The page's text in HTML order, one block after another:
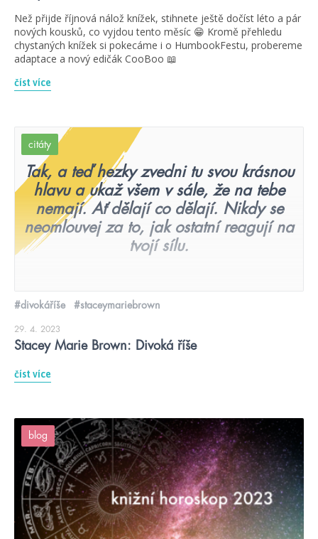
Než přijde říjnová nálož knížek, stihnete ještě dočíst léto a pár
nových kousků, co vyjdou tento měsíc 😁 Kromě přehledu
chystaných knížek si pokecáme i o HumbookFestu, probereme
adaptace a nový edičák CooBoo 📖
číst více
citáty
Tak, a teď hezky zvedni tu svou krásnou
hlavu a ukaž všem v sále, že na tebe
nemají. Ať dělají co dělají. Nikdy se
neomlouvej za to, jak ostatní reagují na
tvojí sílu.
#divokáříše #staceymariebrown
29. 4. 2023
Stacey Marie Brown: Divoká říše
číst více
blog